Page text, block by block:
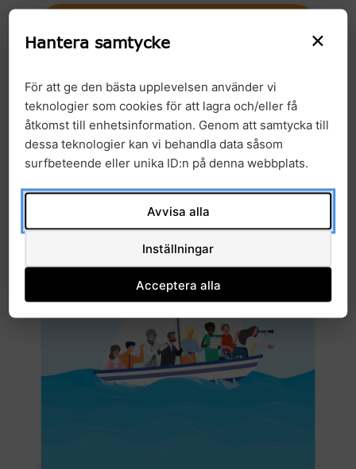
och närståendesamverkan
×
Hantera samtycke
För att ge den bästa upplevelsen använder vi
teknologier som cookies för att lagra och/eller få
åtkomst till enhetsinformation. Genom att samtycka till
dessa teknologier kan vi behandla data såsom
surfbeteende eller unika ID:n på denna webbplats.
Avvisa alla
Inställningar
Acceptera alla